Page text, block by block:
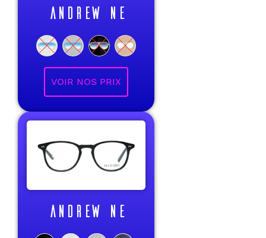
ANDREW NE
VOIR NOS PRIX
ANDREW NE